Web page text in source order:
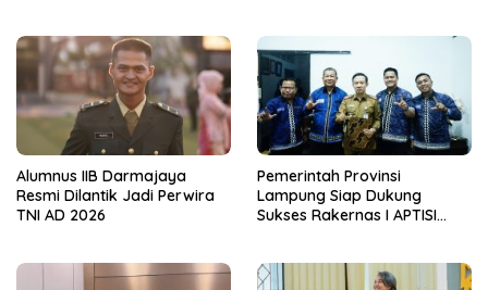
Alumnus IIB Darmajaya
Resmi Dilantik Jadi Perwira
TNI AD 2026
Pemerintah Provinsi
Lampung Siap Dukung
Sukses Rakernas I APTISI